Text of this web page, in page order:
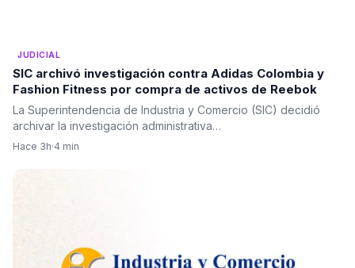
JUDICIAL
SIC archivó investigación contra Adidas Colombia y
Fashion Fitness por compra de activos de Reebok
La Superintendencia de Industria y Comercio (SIC) decidió
archivar la investigación administrativa…
Hace 3h·4 min